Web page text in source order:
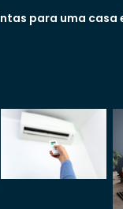
para uma casa